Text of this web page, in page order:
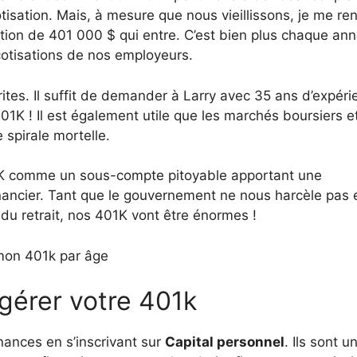
Mais, à mesure que nous vieillissons, je me
de 401 000 $ qui entre. C’est bien plus chaque
de nos employeurs.
Il suffit de demander à Larry avec 35 ans
! Il est également utile que les marchés boursiers
spirale mortelle.
comme un sous-compte pitoyable apportant une
Tant que le gouvernement ne nous harcèle pas
retrait, nos 401K vont être énormes !
401k par âge
votre 401k
en s’inscrivant sur Capital personnel. Ils sont un